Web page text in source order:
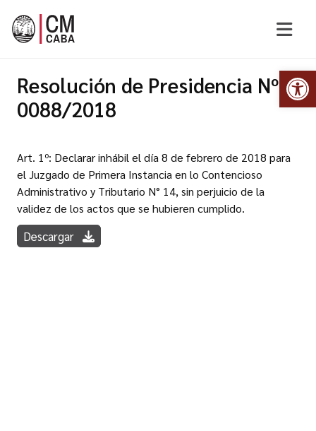
Resolución de Presidencia Nº
0088/2018
Art. 1º: Declarar inhábil el día 8 de febrero de 2018 para
el Juzgado de Primera Instancia en lo Contencioso
Administrativo y Tributario N° 14, sin perjuicio de la
validez de los actos que se hubieren cumplido.
Descargar